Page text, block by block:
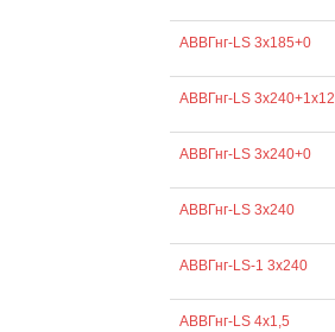
АВВГнг-LS 3х185+0
АВВГнг-LS
АВВГнг-LS 3х240+0
АВВГнг-LS 3х240
АВВГнг-LS-1 3х240
АВВГнг-LS 4х1,5